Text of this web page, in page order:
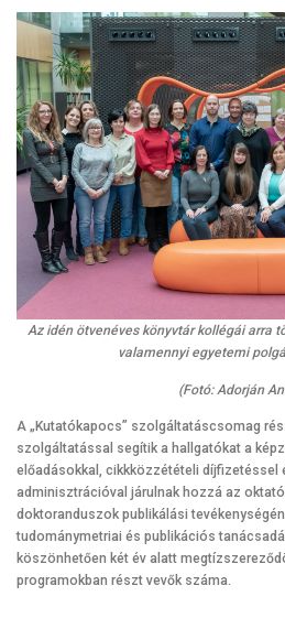
Az idén ötvenéves könyvtár kollégái arra
valamennyi egyetemi
(Fotó: Adorján
A „Kutatókapocs” szolgáltatáscsomag
szolgáltatással segítik a hallgatókat a
előadásokkal, cikkközzétételi díjfizetéssel
adminisztrációval járulnak hozzá az
doktoranduszok publikálási
tudománymetriai és publikációs
köszönhetően két év alatt
programokban részt vevők száma.